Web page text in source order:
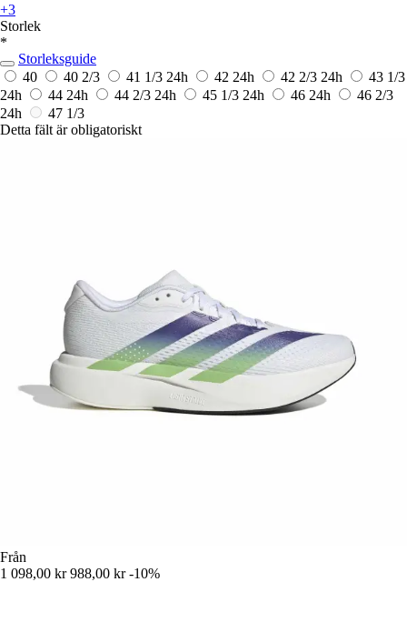
+3
Storlek
*
Storleksguide
40
40 2/3 41 1/3 24h 42 24h 42 2/3 24h
43 1/3
24h
44 24h 44 2/3 24h 45 1/3 24h 46 24h
46 2/3
24h
47 1/3
Detta fält är obligatoriskt
Från
1 098,00 kr 988,00 kr -10%